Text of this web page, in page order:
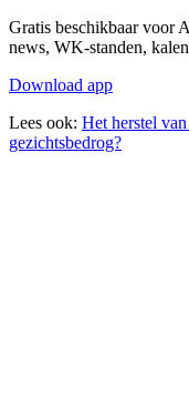
Gratis beschikbaar voor
news, WK-standen,
Download app
Lees ook: Het herstel
gezichtsbedrog?